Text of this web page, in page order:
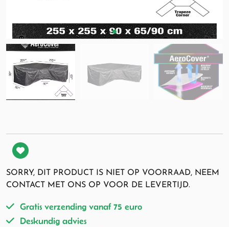
SORRY, DIT PRODUCT IS NIET OP VOORRAAD, NEEM
CONTACT MET ONS OP VOOR DE LEVERTIJD.
Gratis verzending vanaf 75 euro
Deskundig advies